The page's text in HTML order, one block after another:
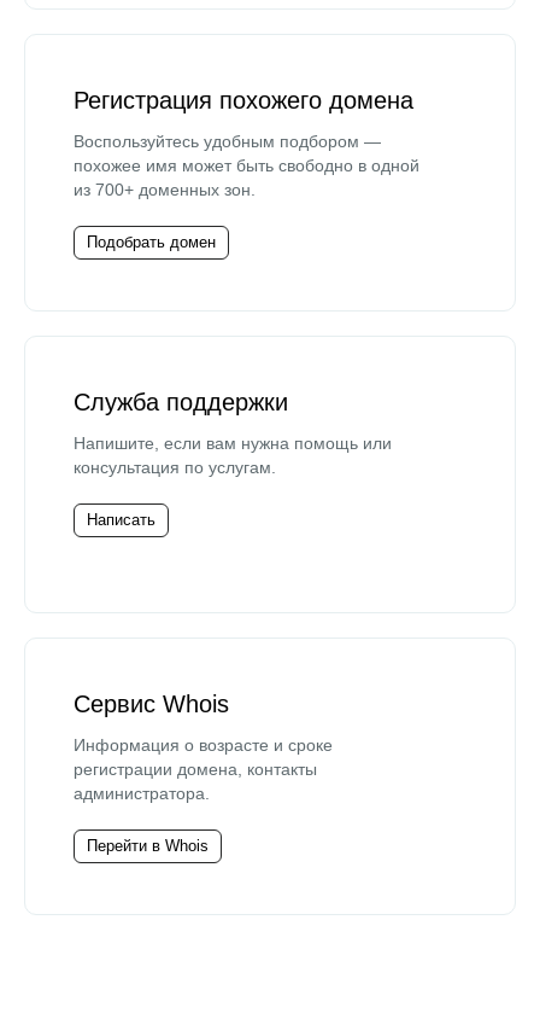
Регистрация похожего домена
Воспользуйтесь удобным подбором —
похожее имя может быть свободно в одной
из 700+ доменных зон.
Подобрать домен
Служба поддержки
Напишите, если вам нужна помощь или
консультация по услугам.
Написать
Сервис Whois
Информация о возрасте и сроке
регистрации домена, контакты
администратора.
Перейти в Whois